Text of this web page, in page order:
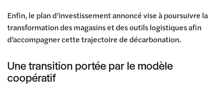
Enfin, le plan d’investissement annoncé vise à poursuivre la
transformation des magasins et des outils logistiques afin
d’accompagner cette trajectoire de décarbonation.
Une transition portée par le modèle
coopératif